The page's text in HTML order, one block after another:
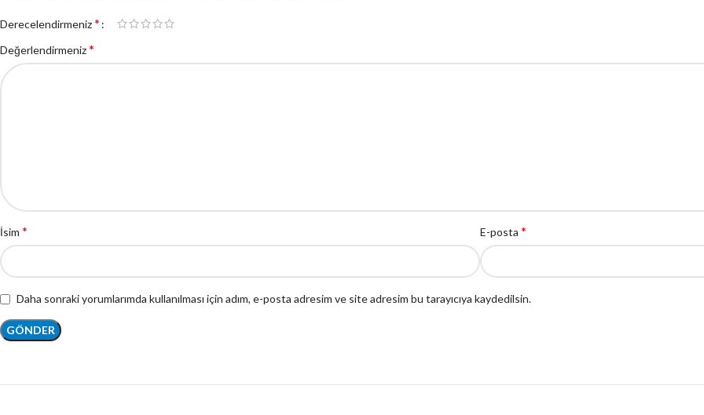
Derecelendirmeniz*
Değerlendirmeniz*
İsim * E-posta *
Daha sonraki yorumlarımda kullanılması için adım, e-posta adresim ve site adresim bu tarayıcıya kaydedilsin.